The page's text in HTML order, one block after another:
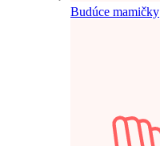
Budúce mamičky